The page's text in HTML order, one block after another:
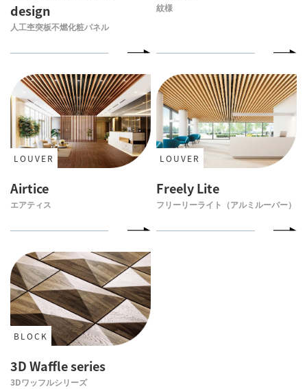
design
人工杢突板不燃化粧パネル
紋様
LOUVER
Airtice
エアティス
LOUVER
Freely Lite
フリーリーライト（アルミルーバー）
BLOCK
3D Waffle series
3Dワッフルシリーズ